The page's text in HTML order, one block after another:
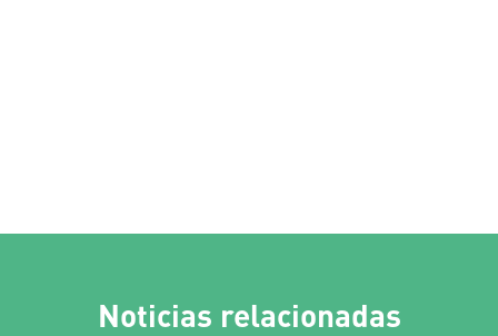
Noticias relacionadas